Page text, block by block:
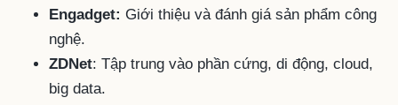
Engadget: Giới thiệu và đánh giá sản phẩm công
nghệ.
ZDNet: Tập trung vào phần cứng, di động, cloud,
big data.